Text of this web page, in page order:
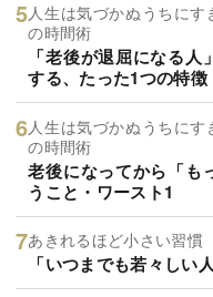
人生は気づかぬうちに
の時間術
「老後が退屈になる
する、たった1つの特徴
人生は気づかぬうちに
の時間術
老後になってから「も
うこと・ワースト1
あきれるほど小さい習慣
「いつまでも若々しい